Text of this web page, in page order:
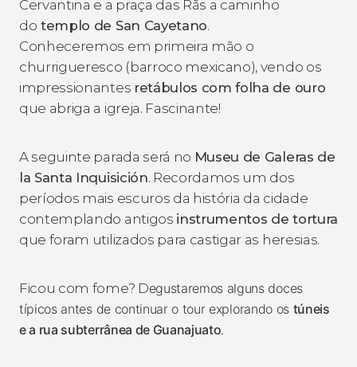
Cervantina e a praça das Rãs a caminho
do templo de San Cayetano.
Conheceremos em primeira mão o
churrigueresco (barroco mexicano), vendo os
impressionantes retábulos com folha de ouro
que abriga a igreja. Fascinante!
A seguinte parada será no Museu de Galeras de
la Santa Inquisición. Recordamos um dos
períodos mais escuros da história da cidade
contemplando antigos instrumentos de tortura
que foram utilizados para castigar as heresias.
Ficou com fome? Degustaremos alguns doces
típicos antes de continuar o tour explorando os túneis
e a rua subterrânea de Guanajuato.